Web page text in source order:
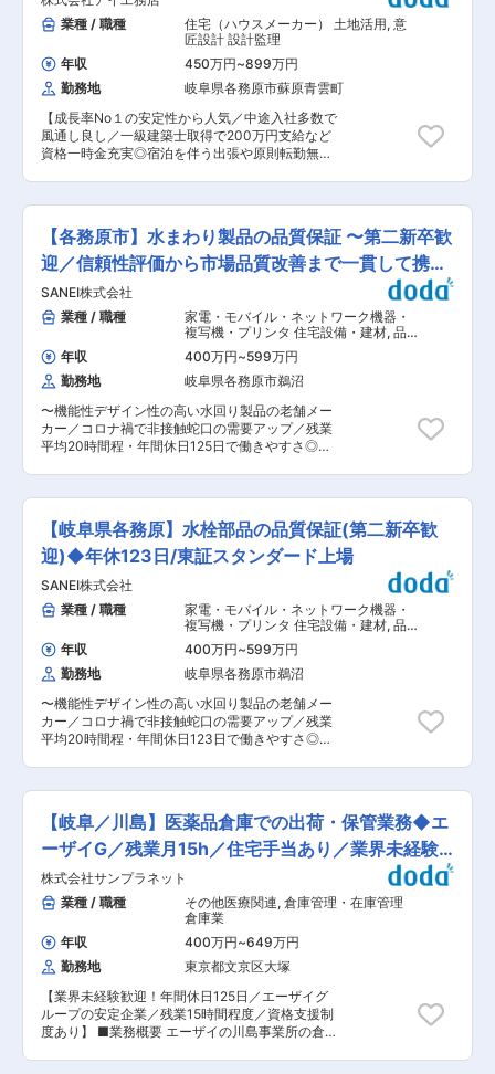
や、モノづくりが好きな方にとって大変やりがい
のある仕事です。自分が製造に関わった航空機が
空を飛ぶというロマンを感じることができ、責任
と達成感を味わうことができます。また、働きや
すい環境が整っており、長期的なキャリアを築け
る点も魅力の一つです。 ■当社の特徴： 当社は
岐阜県内に3つの工場と1つの研究所を持ち、様々
な大型設備を保有しています。特に航空宇宙産業
で培った木型、鋳造、機械加工技術を活かし、多
動連続加工に対応した複合旋盤、マシニングセン
タなどの先進的な加工設備を備えています。ま
各種シミュレーションソフトを使用して、精密な
製品加工を実現しています。
強パネル）の破壊のメカニズム評価及びそれに基
づく設計への反映 ・将来民間固定翼機向けの、脱
炭素・軽量化を実現する複合材耐圧床構造を創出
するための技術開発 ・将来防衛省向け固定翼機
の、低コスト製造に特化した翼胴結合様式を創出
するための技術開発 ■配属予定組織の役割： 構
造技術に関する技術調査、研究開発を行う組織で
「将来必要になるであろう構造技術を生み出す」
役割を持ちます。 ■入社後のステップ： 複合材
に関する知見経験のある先輩社員の指導の下、研
げ規模の大きい次世代機に、10年単位のプロジェ
クトで長期的に携わっていただくことができま
す。プロジェクト状況によっては海外の技術者と
協業できる可能性もあり、よりスキル向上を目指
すことができる環境です。 ・航空機にとって避け
ることのできない軽量化要求を満たすため、複合
材の活躍の場は広がるばかり。民間・防衛省向け
含め様々な航空機向けの構造技術の最先端に触れ
ることができ、航空機性能の向上に貢献できま
す。新しい飛行機が実現するためにはこの仕事が
不可欠です。 ・将来民間固定翼機の場合、自身や
周囲の方が実際に搭乗する可能性があり、より自
身の仕事の成果を身近に感じることができます。
担うことができ、社会貢献を身近に感じることが
できます。 ■住まい関連（規定有）： 築浅で綺
関連の制度が充実しています！UIターンの方も歓
迎！ 寮社宅ともに家賃3万円前後、工場から徒歩
圏内、駐車場完備、生活環境の良さから社員人気
◎ 変更の範囲：会社の定める業務
業種 / 職種
住宅（ハウスメーカー） 土地活用, 意
匠設計 設計監理
年収
450万円~899万円
勤務地
岐阜県各務原市蘇原青雲町
【成長率No１の安定性から人気／中途入社多数で
風通し良し／一級建築士取得で200万円支給など
資格一時金充実◎宿泊を伴う出張や原則転勤無
高品質注文住宅を実現で1cm単位で違う家を作る
ことが可能／創業15年で社員数3000名以上＆売
上2000億円突破の売上成長率トップクラス ◎宿
泊を伴う出張や原則転勤無し！残業月35h程／来
年度から年休120日 ◎評価制度が明確で成果に応
じてしっかり年収UP！ (年収例） 35歳600万円
（入社5年目、2級建築士）／45歳900万円（入社
9年目、1級建築士） 資格取得一時金あり：入社後
に業務で必要な資格を取得した方には、祝い金を
支給（一級建築士200万円、宅地建物取引士50万
円 など） ◎成長率の高さという安定性で、同業か
らの転職者にも選んでいただいております！ 理想
の家づくりにおけるベストパートナーを目指す当
社で、設計職をお任せします。 注文住宅の設計・
監理業務をお任せします。詳細設計は外注してい
るため、営業がプランフィックスした後の基本設
に打ち合わせ・設計を頂きます。 その後、
JwCADで基本設計に落とし込みます。詳細図面
の作成、パース作成などは現在は内製または設計
事務所へ委託しており、委託の場合は設計事務所
の指導及び管理や各種確認申請業務がメインとな
ります。 ＜働き易い環境で長期就業◎＞ ・現場に
行くことは基本なく、経験に合わせて担当いただ
くため年間16〜30案件ほどと無理のない業務量
です。 ・お客様との打合せは2〜3回ほど（3〜4
時間）となるため、設計に集中いただけます。※
残業平均35h程 ・設計業務の工数は少なく、安定
した環境で長く働ける環境 ■高い設計力が強み◎
当社では、家族の希望を1mm単位で実現する柔軟
納』は独自の空間設計の特徴となっており、収納
スペースの効果的な配置や空間の高低を巧みに利
希望を叶える、プラン力にお客様からも評価をい
ただいています。 変更の範囲：会社の定める業務
【各務原市】水まわり製品の品質保証 〜第二新卒歓
迎／信頼性評価から市場品質改善まで一貫して携わ
る〜
SANEI株式会社
業種 / 職種
家電・モバイル・ネットワーク機器・
複写機・プリンタ 住宅設備・建材, 品
質保証（機械） 品質保証（電気・電
子・半導体）
年収 400万円~599万円
勤務地
岐阜県各務原市鵜沼
〜機能性デザイン性の高い水回り製品の老舗メー
カー／コロナ禍で非接触蛇口の需要アップ／残業
平均20時間程・年間休日125日で働きやすさ◎〜
などの上流工程から、市場で発生した不具合の調
査・改善まで、製品の品質を維持・向上させる役
割を担っていただきます。 業務領域は幅広いです
が、入社後はご経験や志向を踏まえ、段階的に担
当範囲を広げていく前提です。 ■業務詳細 ご経
験・適性に応じ、以下の業務を段階的にお任せし
ます。 ・新製品／改良品の信頼性評価、試験実
施、評価報告書作成 ・市場不具合品の再現確認、
原因調査、是正・再発防止対応 ・営業・CS部門
と連携したBtoBクレーム対応（入社後すぐの対応
はなし） ・品質基準（100項目以上）の運用・見
直し、制定 ・市場品質データの集計・分析、資料
作成 ※まずは評価・調査など下流工程中心から担
当します。 ■組織構成 品質保証部は約20名で構
成され、品質保証課・品質管理課・信頼性評価グ
ループに分かれています。 配属先の品質保証課は
事象から市場影響の大きい案件まで幅広く携わる
ため、品質保証としての判断力や責任感を養えま
す。 決められた検査だけでなく、品質基準の立案
や改善活動にも関われる点が大きな魅力です。 ■
キャリアパス 経験を積んだ後、主任、係長へステ
ップアップする明確なキャリアパスがあります。
（事例：役職なし3年→主任4年→係長） 実力や
適性に応じて、品質部門の中核を担う存在として
成長できます。 ■働き方 フレックスタイム制
（フルフレックス）で、8:30〜17:30勤務が中心
です。 残業は平均1時間／日程度。原則土日休み
で、出勤は年間数日程度です。 ■同社の魅力 国
内トップクラスの水栓メーカーとして、デザイン
す。 生活インフラを支える企業として安定性が高
【岐阜県各務原】水栓部品の品質保証(第二新卒歓
迎)◆年休123日/東証スタンダード上場
SANEI株式会社
業種 / 職種
家電・モバイル・ネットワーク機器・
複写機・プリンタ 住宅設備・建材, 品
質保証（機械） 品質保証（電気・電
子・半導体）
年収 400万円~599万円
勤務地
岐阜県各務原市鵜沼
〜機能性デザイン性の高い水回り製品の老舗メー
カー／コロナ禍で非接触蛇口の需要アップ／残業
平均20時間程・年間休日123日で働きやすさ◎〜
務に取り組んで頂きます。 ・品質保証業務：当社
のブランドにふさわしい商品としての品質特性、
高い商品性を保証する為、新製品の品質評価、製
造プロセスの管理・監視・ISO・JISなど規格遵守
体制の維持管理、お客様への品質サポートなど
SANEI商品の品質保証業務に携わっていただきま
す。 ■配属先情報 品質保証部は品質管理課と品
質保証課と信頼性評価Ｇで構成されており、品質
保証部全体で在籍している社員は２０名です。今
回はその中の品質保証課に所属いただきます。平
均年齢30代後半くらいの6名の方が在籍しており
ます。 ■当社の魅力 全国の量販店に販売網を持
っている、水道器具のトップメーカーです。創業
から一貫して水栓メーカーとして培ってきた技術
力と小ロット多品種体制で、圧倒的な商品数を誇
っています。長年培ってきた技術力で創業60年以
【岐阜／川島】医薬品倉庫での出荷・保管業務◆エ
ーザイG／残業月15h／住宅手当あり／業界未経験
歓迎◎
株式会社サンプラネット
業種 / 職種
その他医療関連, 倉庫管理・在庫管理
倉庫業
年収
400万円~649万円
勤務地
東京都文京区大塚
【業界未経験歓迎！年間休日125日／エーザイグ
ループの安定企業／残業15時間程度／資格支援制
度あり】 ■業務概要 エーザイの川島事業所の倉